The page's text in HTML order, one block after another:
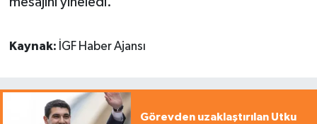
Kaynak: İGF Haber Ajansı
Görevden uzaklaştırılan Utku